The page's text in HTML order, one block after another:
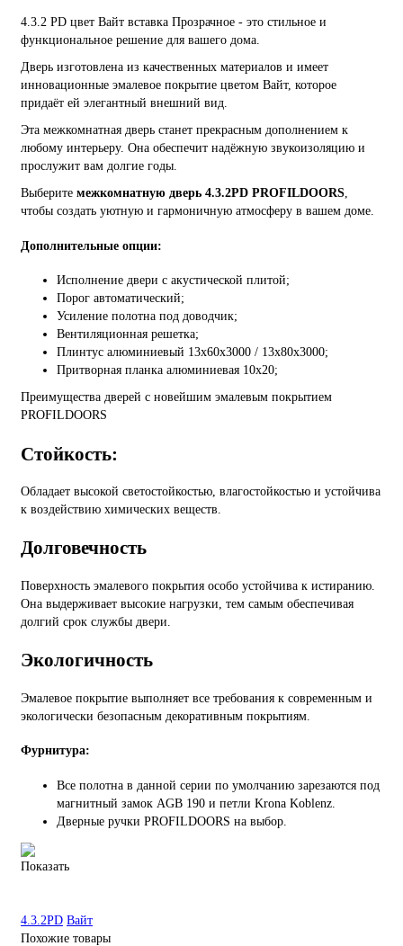
4.3.2 PD цвет Вайт вставка Прозрачное - это стильное и
функциональное решение для вашего дома.
Дверь изготовлена из качественных материалов и имеет
инновационные эмалевое покрытие цветом Вайт, которое
придаёт ей элегантный внешний вид.
Эта межкомнатная дверь станет прекрасным дополнением к
любому интерьеру. Она обеспечит надёжную звукоизоляцию и
прослужит вам долгие годы.
Выберите межкомнатную дверь 4.3.2PD PROFILDOORS
чтобы создать уютную и гармоничную атмосферу в вашем доме.
Дополнительные опции:
Исполнение двери с акустической плитой;
Порог автоматический;
Усиление полотна под доводчик;
Вентиляционная решетка;
Плинтус алюминиевый 13х60х3000 / 13х80х3000;
Притворная планка алюминиевая 10x20;
Преимущества дверей с новейшим эмалевым покрытием
PROFILDOORS
Стойкость:
Обладает высокой светостойкостью, влагостойкостью и устойчива
к воздействию химических веществ.
Долговечность
Поверхность эмалевого покрытия особо устойчива к истиранию.
Она выдерживает высокие нагрузки, тем самым обеспечивая
долгий срок службы двери.
Экологичность
Эмалевое покрытие выполняет все требования к современным и
экологически безопасным декоративным покрытиям.
Фурнитура:
Все полотна в данной серии по умолчанию зарезаются под
магнитный замок AGB 190 и петли Krona Koblenz.
Дверные ручки PROFILDOORS на выбор.
Показать
4.3.2PD Вайт
Похожие товары